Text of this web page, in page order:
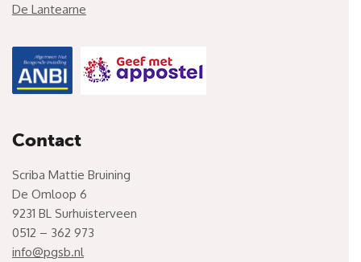
De Lantearne
Contact
Scriba Mattie Bruining
De Omloop 6
9231 BL Surhuisterveen
0512 – 362 973
info@pgsb.nl